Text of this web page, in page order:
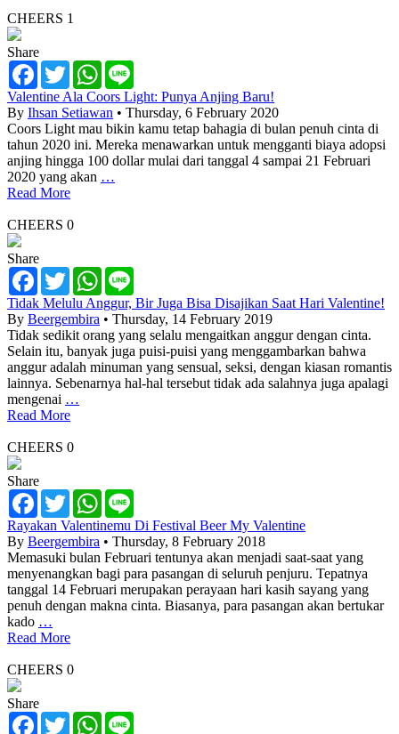
CHEERS 1
Share
FacebookTwitterWhatsApp
Valentine Ala Coors Light: Punya Anjing Baru!
By Ihsan Setiawan • Thursday, 6 February 2020
Coors Light mau bikin kamu tetap bahagia di bulan penuh cinta di
tahun 2020 ini. Mereka menawarkan untuk mengganti biaya adopsi
anjing hingga 100 dollar mulai dari tanggal 4 sampai 21 Februari
2020 yang akan …
Read More
CHEERS 0
Share
FacebookTwitterWhatsApp
Tidak Melulu Anggur, Bir Juga Bisa Disajikan Saat Hari Valentine!
By Beergembira • Thursday, 14 February 2019
Tidak sedikit orang yang selalu mengaitkan anggur dengan cinta.
Selain itu, banyak juga puisi-puisi yang menggambarkan bahwa
anggur adalah minuman yang sensual, seksi, dengan kiasan romantis
lainnya. Sebenarnya hal-hal tersebut tidak ada salahnya juga apalagi
mengenai …
Read More
CHEERS 0
Share
FacebookTwitterWhatsApp
Rayakan Valentinemu Di Festival Beer My Valentine
By Beergembira • Thursday, 8 February 2018
Memasuki bulan Februari tentunya akan menjadi saat-saat yang
menyenangkan bagi para pasangan di seluruh penjuru. Tepatnya
tanggal 14 Februari merupakan perayaan hari kasih sayang yang
penuh dengan makna cinta. Biasanya, para pasangan akan bertukar
kado …
Read More
CHEERS 0
Share
FacebookTwitterWhatsApp